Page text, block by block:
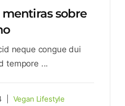
sobre
neque congue dui
tempore ...
Vegan Lifestyle